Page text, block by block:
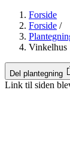
Forside
Forside /
Vinkelhus
Del plantegning
Link til siden